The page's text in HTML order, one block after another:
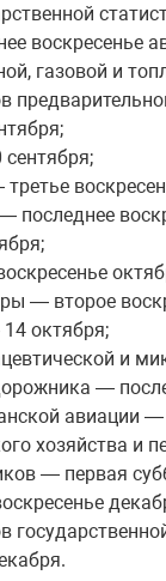
воскресенье
газовой и
— второе
октября;
и
—
авиации —
хозяйства
— первая